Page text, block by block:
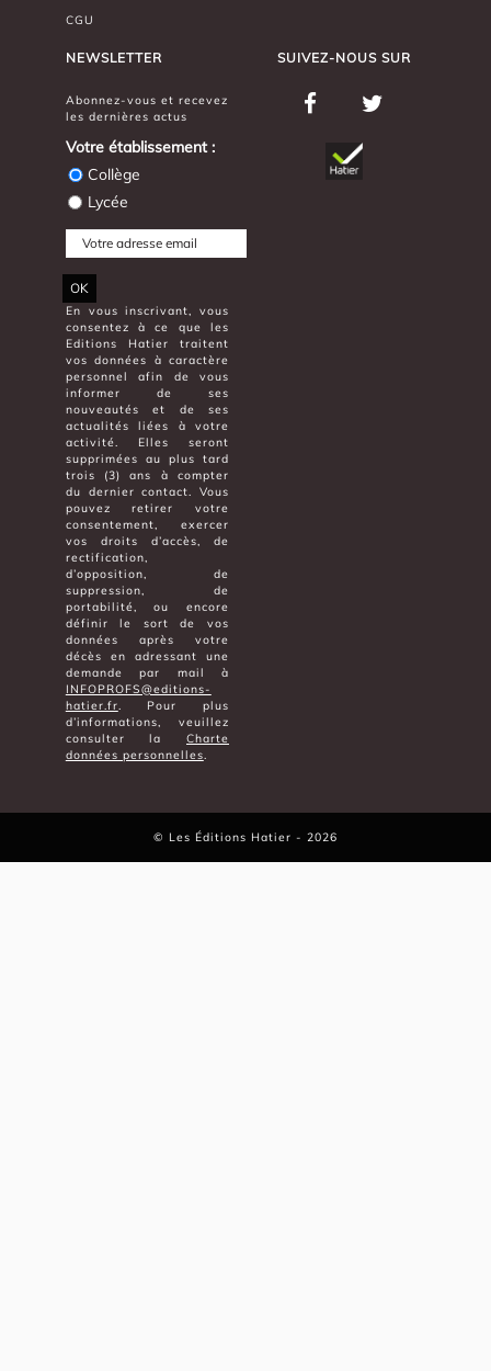
CGU
NEWSLETTER
Abonnez-vous et recevez
les dernières actus
Votre établissement :
Collège
Lycée
OK
En vous inscrivant, vous
consentez à ce que les
Editions Hatier traitent
vos données à caractère
personnel afin de vous
informer de ses
nouveautés et de ses
actualités liées à votre
activité. Elles seront
supprimées au plus tard
trois (3) ans à compter
du dernier contact. Vous
pouvez retirer votre
consentement, exercer
vos droits d’accès, de
rectification,
d’opposition, de
suppression, de
portabilité, ou encore
définir le sort de vos
données après votre
décès en adressant une
demande par mail à
INFOPROFS@editions-
hatier.fr. Pour plus
d’informations, veuillez
consulter la Charte
données personnelles.
SUIVEZ-NOUS SUR
© Les Éditions Hatier - 2026